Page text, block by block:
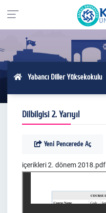
Yabancı Diller Yüksekokulu
Dilbilgisi 2. Yarıyıl
Yeni Pencerede Aç
içerikleri 2. dönem 2018.pdf